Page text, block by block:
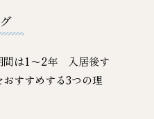
間は1〜2年 入居後す
おすすめする3つの理